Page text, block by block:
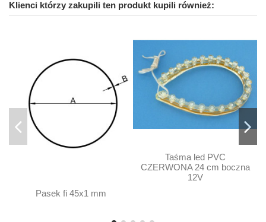
Klienci którzy zakupili ten produkt kupili również:
Pasek fi 45x1 mm
Taśma led PVC
CZERWONA 24 cm boczna
12V